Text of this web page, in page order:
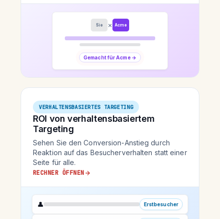
Sie × Acme
Gemacht für Acme →
VERHALTENSBASIERTES TARGETING
ROI von verhaltensbasiertem
Targeting
Sehen Sie den Conversion-Anstieg durch
Reaktion auf das Besucherverhalten statt einer
Seite für alle.
RECHNER ÖFFNEN
👤 Erstbesucher